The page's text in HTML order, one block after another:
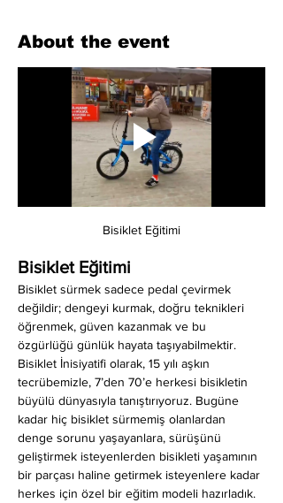
About the event
Bisiklet Eğitimi
Bisiklet Eğitimi
Bisiklet sürmek sadece pedal çevirmek
değildir; dengeyi kurmak, doğru teknikleri
öğrenmek, güven kazanmak ve bu
özgürlüğü günlük hayata taşıyabilmektir.
Bisiklet İnisiyatifi olarak, 15 yılı aşkın
tecrübemizle, 7’den 70’e herkesi bisikletin
büyülü dünyasıyla tanıştırıyoruz. Bugüne
kadar hiç bisiklet sürmemiş olanlardan
denge sorunu yaşayanlara, sürüşünü
geliştirmek isteyenlerden bisikleti yaşamının
bir parçası haline getirmek isteyenlere kadar
herkes için özel bir eğitim modeli hazırladık.